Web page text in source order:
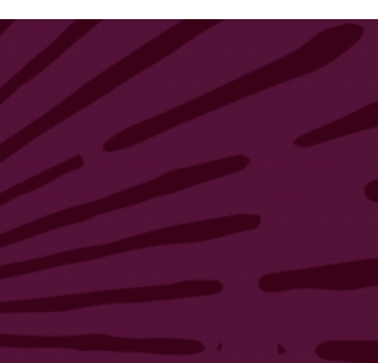
C4ncr0 Podcast
Links Úteis